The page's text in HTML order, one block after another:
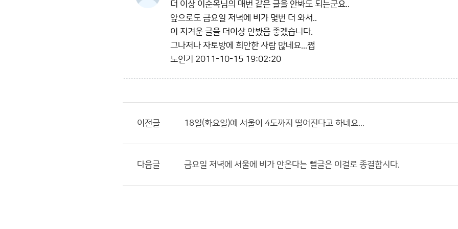
더 이상 이순옥님의 매번 같은 글을 안봐도 되는군요..
앞으로도 금요일 저녁에 비가 몇번 더 와서..
이 지겨운 글을 더이상 안봤음 좋겠습니다.
그나저나 자토방에 희안한 사람 많네요...쩝
노인기 2011-10-15 19:02:20
이전글 18일(화요일)에 서울이 4도까지 떨어진다고 하네요...
다음글 금요일 저녁에 서울에 비가 안온다는 뻘글은 이걸로 종결합시다.